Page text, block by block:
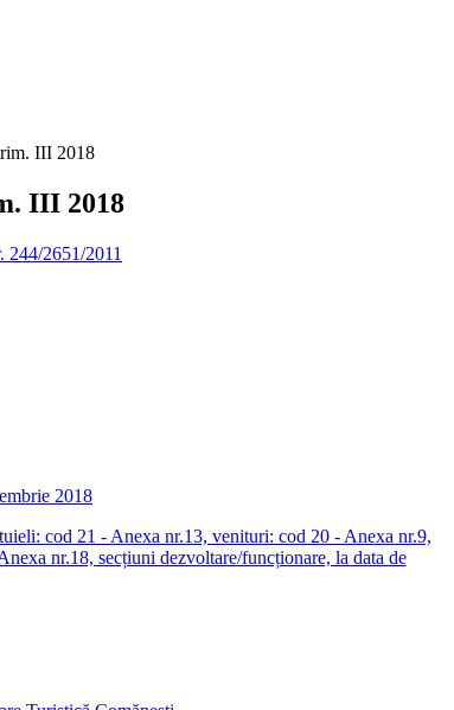
III 2018
III 2018
2651/2011
2018
cod 21 - Anexa nr.13, venituri: cod 20 - Anexa nr.9,
nr.18, secțiuni dezvoltare/funcționare, la data de